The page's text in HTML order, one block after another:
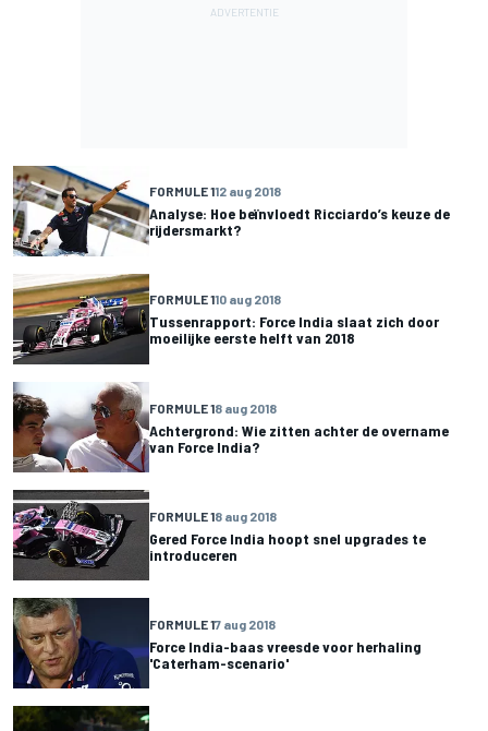
FORMULE 112 aug 2018
Analyse: Hoe beïnvloedt Ricciardo’s keuze de
rijdersmarkt?
FORMULE 110 aug 2018
Tussenrapport: Force India slaat zich door
moeilijke eerste helft van 2018
FORMULE 18 aug 2018
Achtergrond: Wie zitten achter de overname
van Force India?
FORMULE 18 aug 2018
Gered Force India hoopt snel upgrades te
introduceren
FORMULE 17 aug 2018
Force India-baas vreesde voor herhaling
'Caterham-scenario'